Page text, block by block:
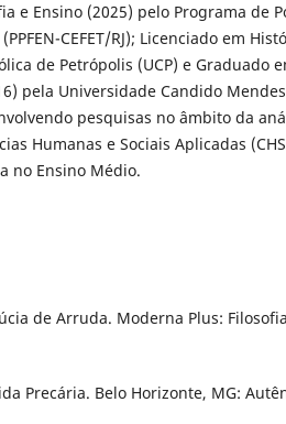
e Ensino (2025) pelo Programa de
CEFET/RJ); Licenciado em
de Petrópolis (UCP) e Graduado
pela Universidade Candido
pesquisas no âmbito da
Humanas e Sociais Aplicadas
no Ensino Médio.
de Arruda. Moderna Plus:
Precária. Belo Horizonte, MG: